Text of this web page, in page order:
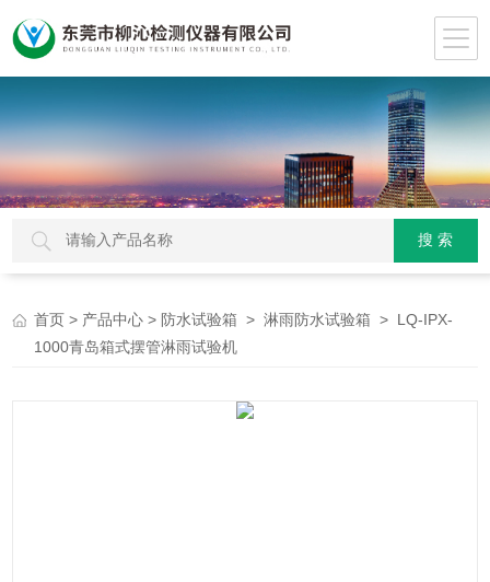
首页 > 产品中心 > 防水试验箱 >淋雨防水试验箱 > LQ-IPX-
1000青岛箱式摆管淋雨试验机